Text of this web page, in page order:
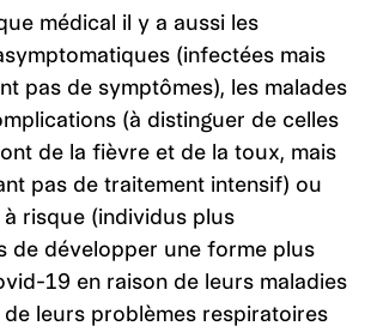
médical il y a aussi les
(infectées mais
pas de symptômes), les malades
(à distinguer de celles
de la fièvre et de la toux, mais
pas de traitement intensif) ou
risque (individus plus
de développer une forme plus
19 en raison de leurs maladies
leurs problèmes respiratoires